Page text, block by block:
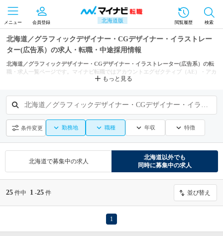
北海道版
メニュー 会員登録 閲覧履歴 検索
北海道／グラフィックデザイナー・CGデザイナー・イラストレー
ター(広告系）の求人・転職・中途採用情報
北海道／グラフィックデザイナー・CGデザイナー・イラストレーター(広告系）の転
職・求人一覧ページです。マイナビ転職ではアカウントエグゼクティブ（AE）・アカ
ウントプランナー、メディアプランナー（MP）、クリエイティブディレクターなど
もっと見る
北海道／グラフィックデザイナー・CGデザイナー・イラストレーター(広告系）
条件変更 勤務地 職種 年収 特徴
北海道で募集中の求人
北海道以外でも
同時に募集中の求人
25 件中 1 -25 件 並び替え
1